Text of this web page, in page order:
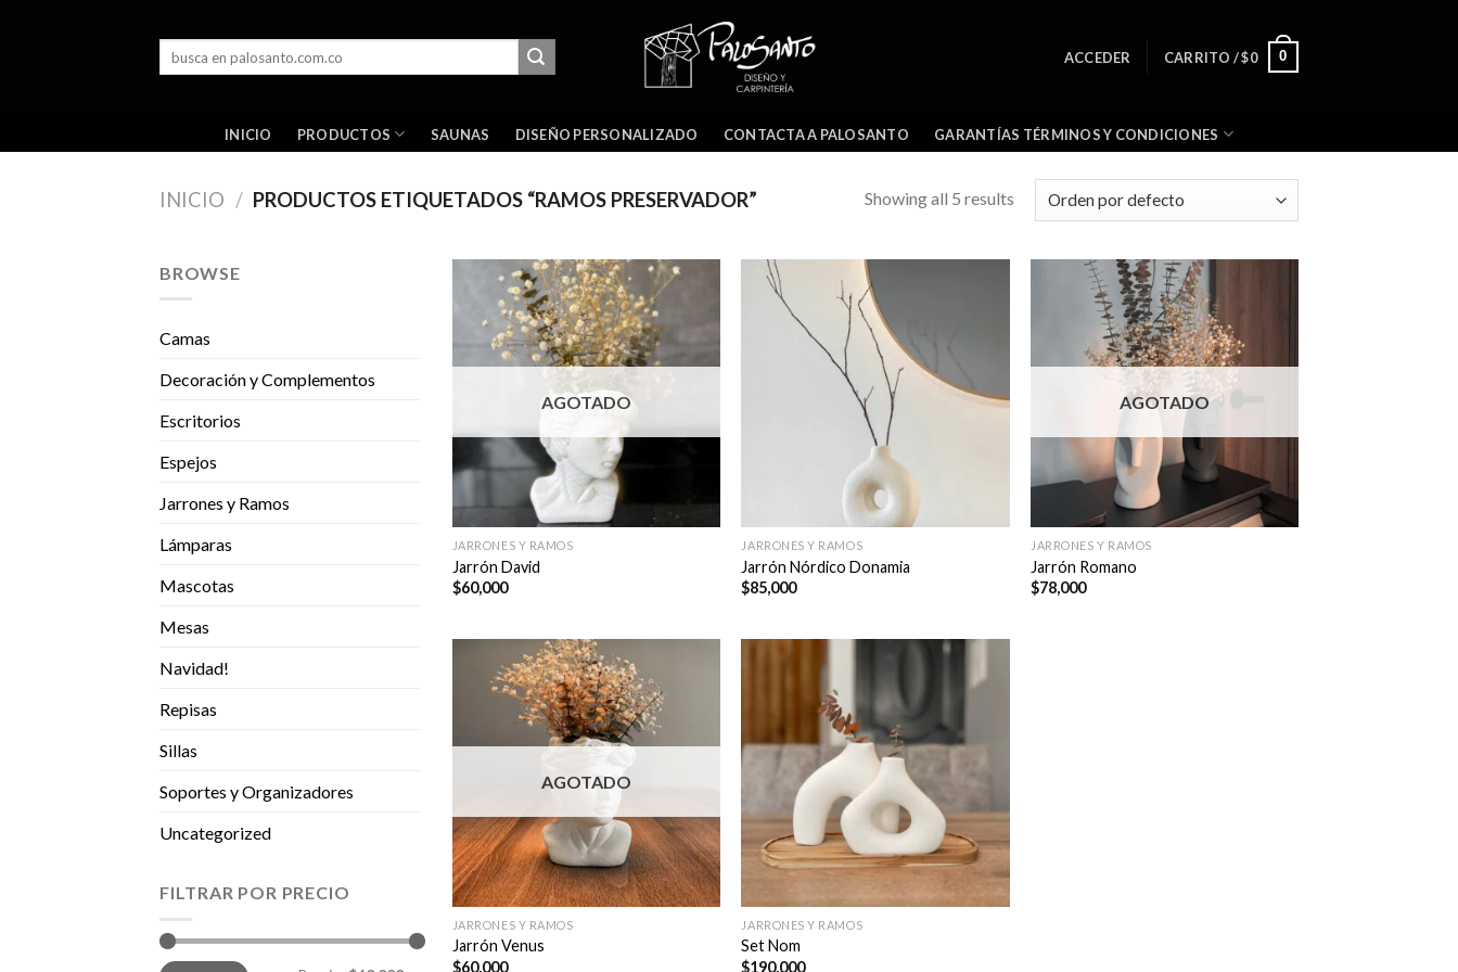
ACCEDER CARRITO /$0 0
INICIO PRODUCTOS SAUNAS DISEÑO PERSONALIZADO CONTACTA A PALOSANTO GARANTÍAS TÉRMINOS Y CONDICIONES
INICIO / PRODUCTOS ETIQUETADOS “RAMOS PRESERVADOR” Showing all 5 results
BROWSE
Camas
Decoración y Complementos
Escritorios
Espejos
Jarrones y Ramos
Lámparas
Mascotas
Mesas
Navidad!
Repisas
Sillas
Soportes y Organizadores
Uncategorized
FILTRAR POR PRECIO
Precio
Precio
AGOTADO
JARRONES Y RAMOS
Jarrón David
$60,000
JARRONES Y RAMOS
Jarrón Nórdico Donamia
$85,000
AGOTADO
JARRONES Y RAMOS
Jarrón Romano
$78,000
AGOTADO
JARRONES Y RAMOS
Jarrón Venus
$60,000
JARRONES Y RAMOS
Set Nom
$190,000